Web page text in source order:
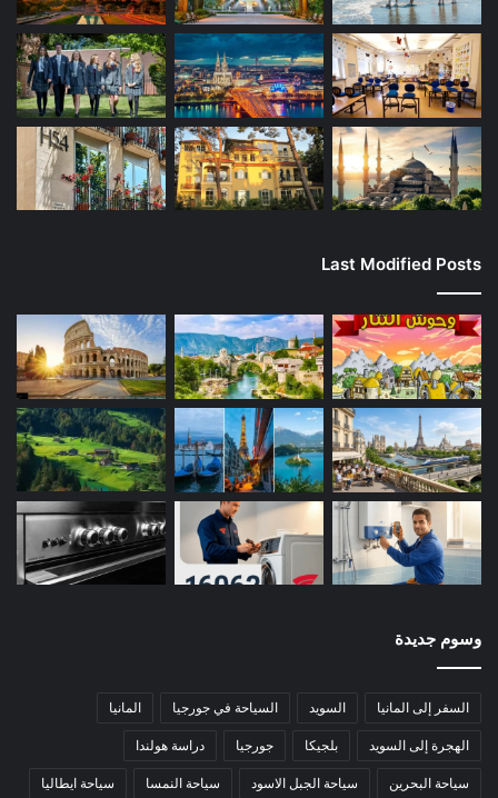
Last Modified Posts
وسوم جديدة
السفر إلى المانيا السويد السياحة في جورجيا المانيا
الهجرة إلى السويد بلجيكا جورجيا دراسة هولندا
سياحة البحرين سياحة الجبل الاسود سياحة النمسا سياحة ايطاليا